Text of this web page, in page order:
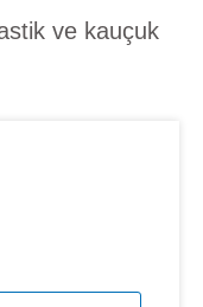
ve kauçuk